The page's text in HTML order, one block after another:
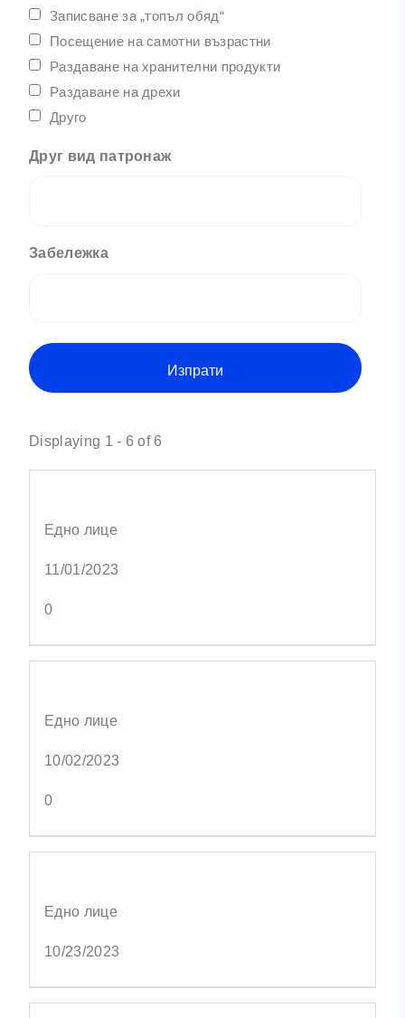
Записване за „топъл обяд“
Посещение на самотни възрастни
Раздаване на хранителни продукти
Раздаване на дрехи
Друго
Друг вид патронаж
Забележка
Displaying 1 - 6 of 6
Едно лице
11/01/2023
0
Едно лице
10/02/2023
0
Едно лице
10/23/2023